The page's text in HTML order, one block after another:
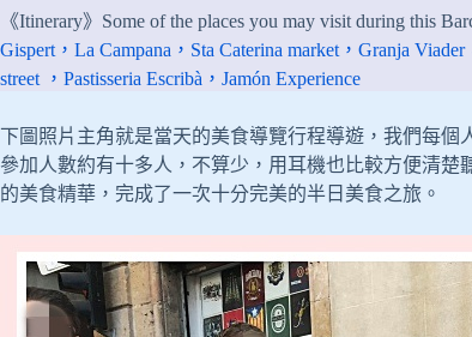
《Itinerary》Some of the places you may visit during this
Gispert，La Campana，Sta Caterina market，Granja
street ，Pastisseria Escribà，Jamón Experience
下圖照片主角就是當天的美食導覽行程導遊，我們每
參加人數約有十多人，不算少，用耳機也比較方便清
的美食精華，完成了一次十分完美的半日美食之旅。